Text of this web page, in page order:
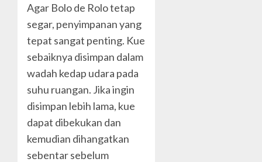
Agar Bolo de Rolo tetap
segar, penyimpanan yang
tepat sangat penting. Kue
sebaiknya disimpan dalam
wadah kedap udara pada
suhu ruangan. Jika ingin
disimpan lebih lama, kue
dapat dibekukan dan
kemudian dihangatkan
sebentar sebelum